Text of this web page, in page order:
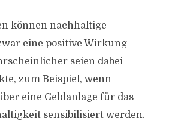
können nachhaltige
eine positive Wirkung
seien dabei
zum Beispiel, wenn
eine Geldanlage für das
sensibilisiert werden.